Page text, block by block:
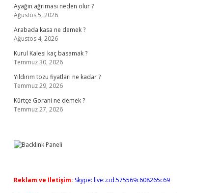
Ayağın ağrıması neden olur ?
Ağustos 5, 2026
Arabada kasa ne demek ?
Ağustos 4, 2026
Kurul Kalesi kaç basamak ?
Temmuz 30, 2026
Yıldırım tozu fiyatları ne kadar ?
Temmuz 29, 2026
Kürtçe Gorani ne demek ?
Temmuz 27, 2026
Reklam ve İletişim: Skype: live:.cid.575569c608265c69